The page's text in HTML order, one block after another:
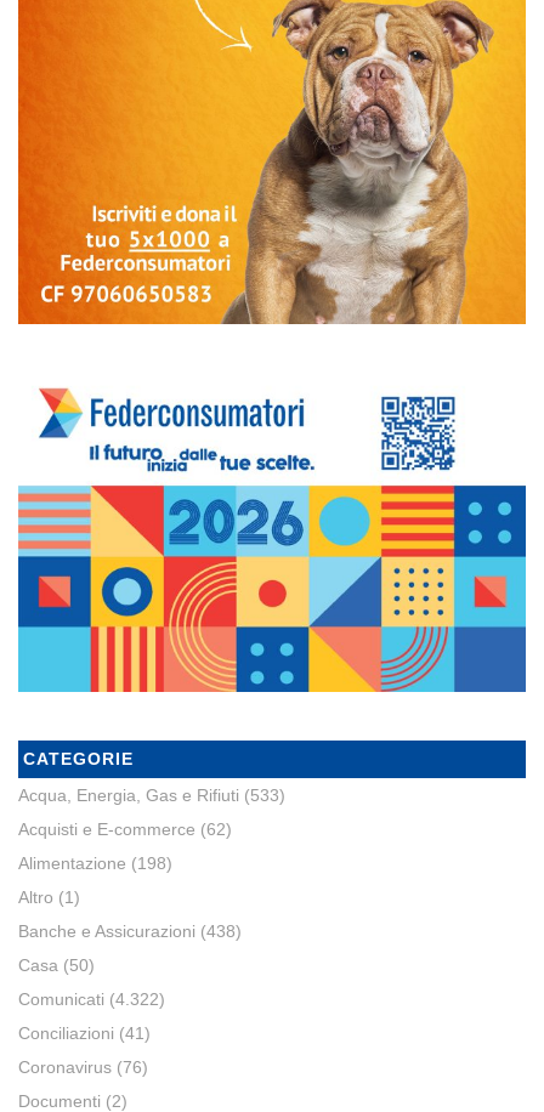
CATEGORIE
Acqua, Energia, Gas e Rifiuti (533)
Acquisti e E-commerce (62)
Alimentazione (198)
Altro (1)
Banche e Assicurazioni (438)
Casa (50)
Comunicati (4.322)
Conciliazioni (41)
Coronavirus (76)
Documenti (2)